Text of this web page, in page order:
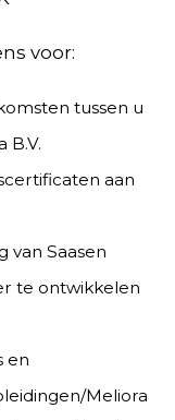
voor:
tussen u
B.V.
aan
van Saasen
te ontwikkelen
en
Meliora